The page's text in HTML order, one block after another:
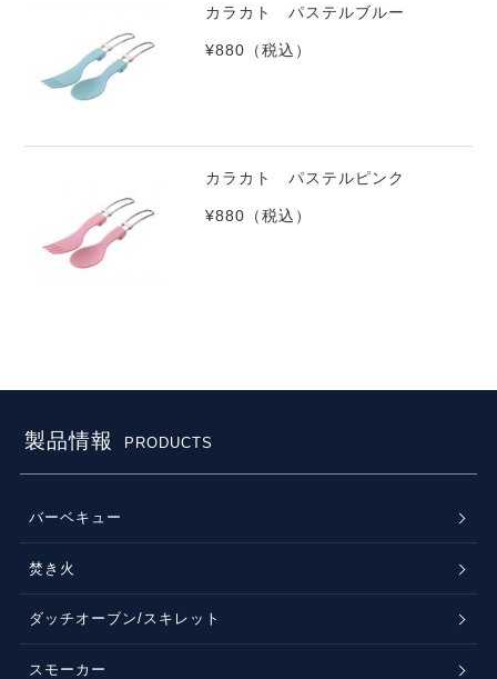
カラカト パステルブルー
¥880 （税込）
カラカト パステルピンク
¥880 （税込）
製品情報 PRODUCTS
バーベキュー
焚き火
ダッチオーブン/スキレット
スモーカー